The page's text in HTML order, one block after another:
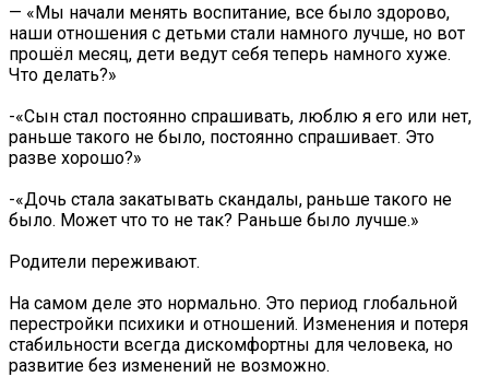
— «Мы начали менять воспитание, все было здорово,
наши отношения с детьми стали намного лучше, но вот
прошёл месяц, дети ведут себя теперь намного хуже.
Что делать?»
-«Сын стал постоянно спрашивать, люблю я его или нет,
раньше такого не было, постоянно спрашивает. Это
разве хорошо?»
-«Дочь стала закатывать скандалы, раньше такого не
было. Может что то не так? Раньше было лучше.»
Родители переживают.
На самом деле это нормально. Это период глобальной
перестройки психики и отношений. Изменения и потеря
стабильности всегда дискомфортны для человека, но
развитие без изменений не возможно.